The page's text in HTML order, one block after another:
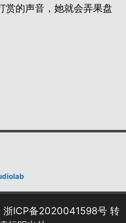
赏的声音，她就会弄果盘
浙ICP备2020041598号 转